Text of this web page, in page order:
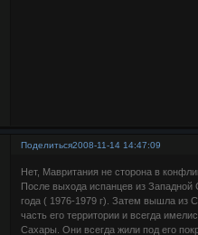
Поделиться2008-11-14 14:47:09
Нет, Мавритания не сторона в
После выхода испанцев из
года ( 1976-1979 г). Затем вышла из
часть его территории и всегда
Сахары. Они всегда жили под его